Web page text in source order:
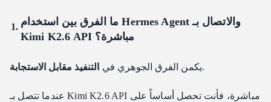
ما الفرق بين استخدام Hermes Agent والاتصال بـ
Kimi K2.6 API مباشرة؟
يكمن الفرق الجوهري في التنفيذ مقابل الاستجابة .
عندما تتصل بـ Kimi K2.6 API مباشرة، فأنت تحصل أساساً على